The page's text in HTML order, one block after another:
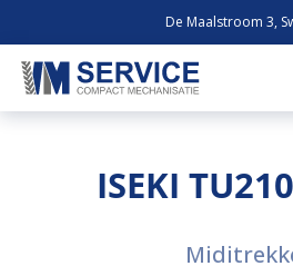
De Maalstroom 3,
ISEKI